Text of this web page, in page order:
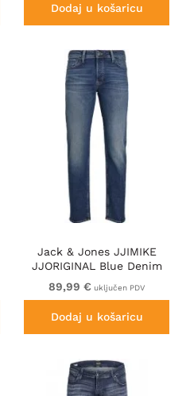
Dodaj u košaricu
Jack & Jones JJIMIKE
JJORIGINAL Blue Denim
89,99 € uključen PDV
Dodaj u košaricu